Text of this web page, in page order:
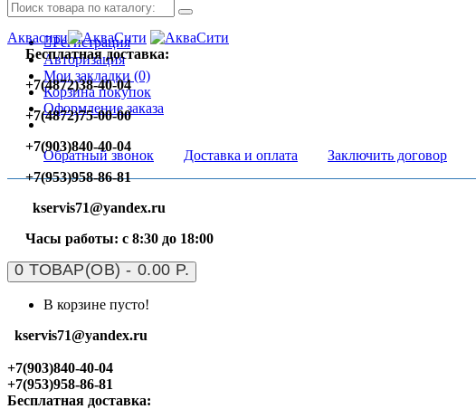
Регистрация
Авторизация
Мои закладки (0)
Корзина покупок
Оформление заказа
Обратный звонок Доставка и оплата Заключить договор
Аквасити
Бесплатная доставка:
+7(4872)38-40-04
+7(4872)75-00-00
+7(903)840-40-04
+7(953)958-86-81
kservis71@yandex.ru
Часы работы: с 8:30 до 18:00
0 ТОВАР(ОВ) - 0.00 Р.
В корзине пусто!
kservis71@yandex.ru
+7(903)840-40-04
+7(953)958-86-81
Бесплатная доставка: